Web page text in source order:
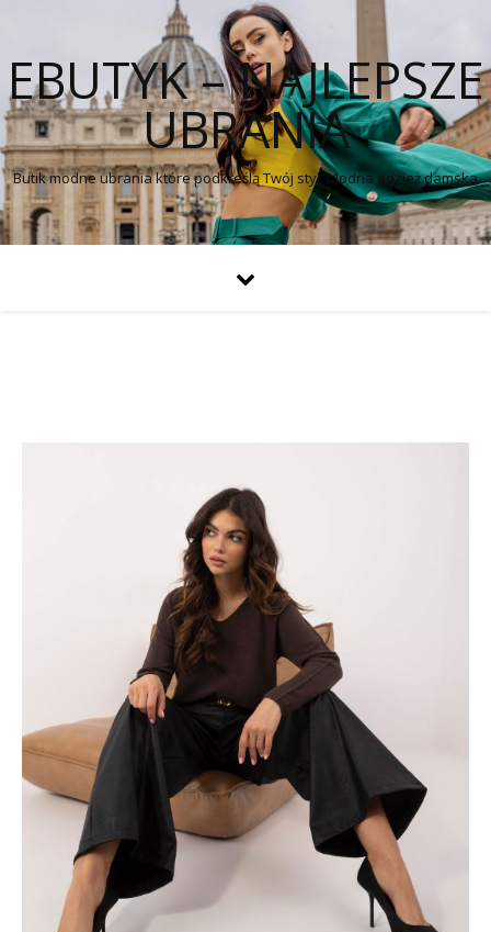
EBUTYK – NAJLEPSZE
UBRANIA
Butik modne ubrania które podkreślą Twój styl. Modna odzież damska